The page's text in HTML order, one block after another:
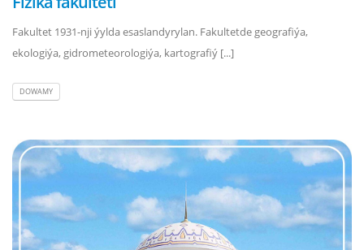
Fakultet 1931-nji ýylda esaslandyrylan. Fakultetde geografiýa,
ekologiýa, gidrometeorologiýa, kartografiý [...]
DOWAMY